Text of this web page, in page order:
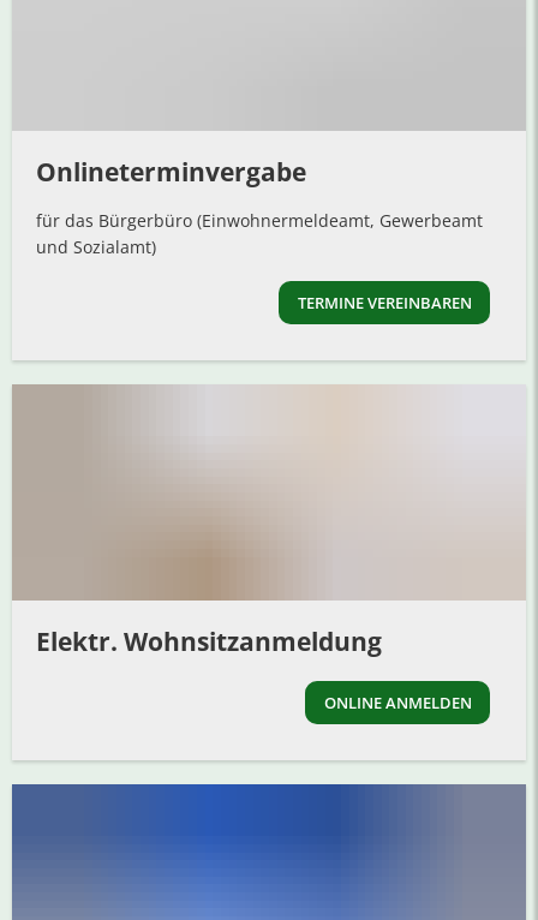
Onlineterminvergabe
für das Bürgerbüro (Einwohnermeldeamt, Gewerbeamt
und Sozialamt)
TERMINE VEREINBAREN
Elektr. Wohnsitzanmeldung
ONLINE ANMELDEN